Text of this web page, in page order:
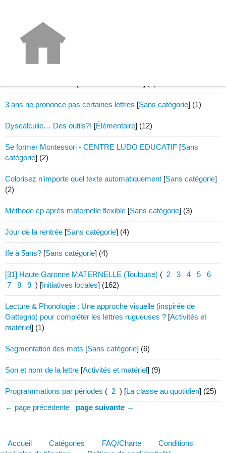
Enquête métier - bilan
Enquête_métier [
3 ans ne prononce pas certaines lettres [Sans catégorie] (1)
Dyscalculie… Des outils?! [Élémentaire] (12)
Se former Montessori - CENTRE LUDO EDUCATIF [Sans
catégorie] (2)
Colorisez n'importe quel texte automatiquement [Sans catégorie]
(2)
Méthode cp après maternelle flexible [Sans catégorie] (3)
Jour de la rentrée [Sans catégorie] (4)
Ife à 5ans? [Sans catégorie] (4)
[31] Haute Garonne MATERNELLE (Toulouse) ( 2 3 4 5
6
7
8 9 ) [Initiatives locales] (162)
Lecture & Phonologie : Une approche visuelle (inspirée de
Gattegno) pour compléter les lettres rugueuses ? [Activités et
matériel] (1)
Segmentation des mots [Sans catégorie] (6)
Son et nom de la lettre [Activités et matériel] (9)
Programmations par périodes ( 2 ) [La classe au quotidien] (25)
← page précédente
page suivante →
Accueil Catégories FAQ/Charte
Conditions